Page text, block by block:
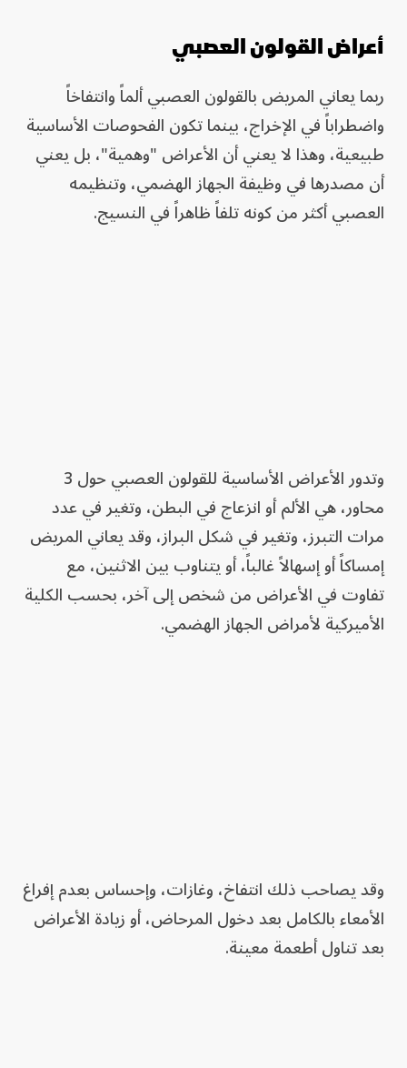
أعراض القولون العصبي
ربما يعاني المريض بالقولون العصبي ألماً وانتفاخاً
واضطراباً في الإخراج، بينما تكون الفحوصات الأساسية
طبيعية، وهذا لا يعني أن الأعراض "وهمية"، بل يعني
أن مصدرها في وظيفة الجهاز الهضمي، وتنظيمه
العصبي أكثر من كونه تلفاً ظاهراً في النسيج.
وتدور الأعراض الأساسية للقولون العصبي حول 3
محاور، هي الألم أو انزعاج في البطن، وتغير في عدد
مرات التبرز، وتغير في شكل البراز، وقد يعاني المريض
إمساكاً أو إسهالاً غالباً، أو يتناوب بين الاثنين، مع
تفاوت في الأعراض من شخص إلى آخر، بحسب الكلية
الأميركية لأمراض الجهاز الهضمي.
وقد يصاحب ذلك انتفاخ، وغازات، وإحساس بعدم إفراغ
الأمعاء بالكامل بعد دخول المرحاض، أو زيادة الأعراض
بعد تناول أطعمة معينة.